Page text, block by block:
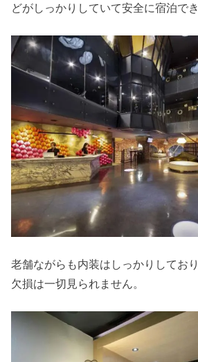
どがしっかりしていて安全に宿泊で
老舗ながらも内装はしっかりしてお
欠損は一切見られません。